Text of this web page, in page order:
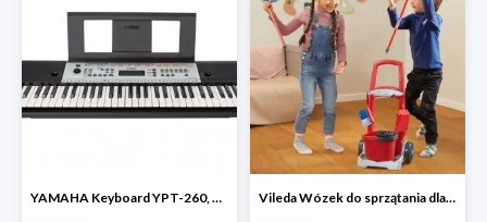
YAMAHA Keyboard YPT-260, 61 klawiszy Vileda Wózek do sprzątania dla dzieci